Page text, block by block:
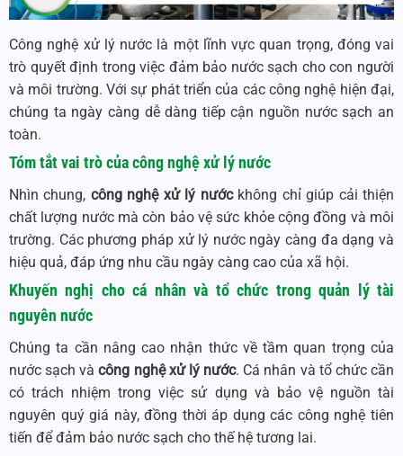
Công nghệ xử lý nước là một lĩnh vực quan trọng, đóng vai
trò quyết định trong việc đảm bảo nước sạch cho con người
và môi trường. Với sự phát triển của các công nghệ hiện đại,
chúng ta ngày càng dễ dàng tiếp cận nguồn nước sạch an
toàn.
Tóm tắt vai trò củacông nghệ xử lý nước
Nhìn chung, công nghệ xử lý nướckhông chỉ giúp cải thiện
chất lượng nước mà còn bảo vệ sức khỏe cộng đồng và môi
trường. Các phương pháp xử lý nước ngày càng đa dạng và
hiệu quả, đáp ứng nhu cầu ngày càng cao của xã hội.
Khuyến nghị cho cá nhân và tổ chức trong quản lý tài
nguyên nước
Chúng ta cần nâng cao nhận thức về tầm quan trọng của
nước sạch vàcông nghệ xử lý nước. Cá nhân và tổ chức cần
có trách nhiệm trong việc sử dụng và bảo vệ nguồn tài
nguyên quý giá này, đồng thời áp dụng các công nghệ tiên
tiến để đảm bảo nước sạch cho thế hệ tương lai.